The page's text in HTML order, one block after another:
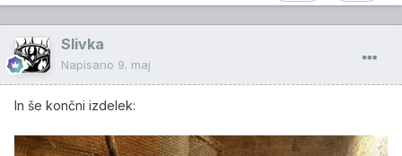
Slivka
Napisano 9. maj
In še končni izdelek: